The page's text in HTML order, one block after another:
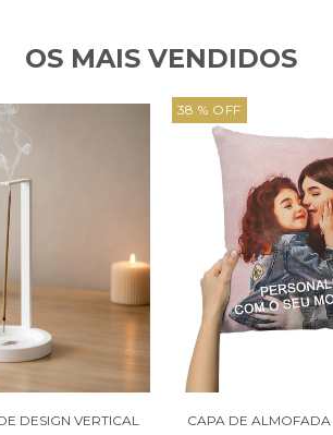
OS MAIS VENDIDOS
DESIGN VERTICAL
38 % OFF
CAPA DE ALMOFADA